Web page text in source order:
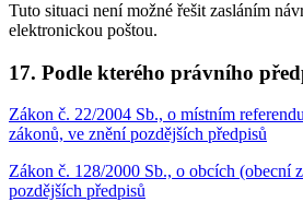
Tuto situaci není možné řešit zasláním
elektronickou poštou.
17. Podle kterého právního
Zákon č. 22/2004 Sb., o místním
zákonů, ve znění pozdějších předpisů
Zákon č. 128/2000 Sb., o obcích (obecní
pozdějších předpisů